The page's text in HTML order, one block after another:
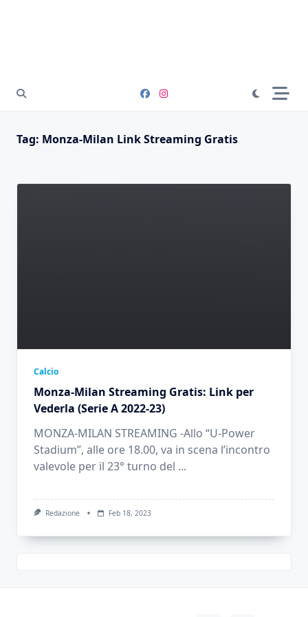
Tag: Monza-Milan Link Streaming Gratis
Calcio
Monza-Milan Streaming Gratis: Link per
Vederla (Serie A 2022-23)
MONZA-MILAN STREAMING -Allo “U-Power
Stadium”, alle ore 18.00, va in scena l’incontro
valevole per il 23° turno del ...
Redazione Feb 18, 2023